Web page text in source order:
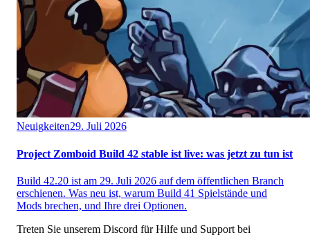
Neuigkeiten29. Juli 2026
Project Zomboid Build 42 stable ist live: was jetzt zu tun ist
Build 42.20 ist am 29. Juli 2026 auf dem öffentlichen Branch
erschienen. Was neu ist, warum Build 41 Spielstände und
Mods brechen, und Ihre drei Optionen.
Treten Sie unserem Discord für Hilfe und Support bei